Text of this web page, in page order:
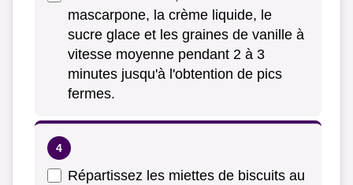
mascarpone, la crème liquide, le
sucre glace et les graines de vanille à
vitesse moyenne pendant 2 à 3
minutes jusqu'à l'obtention de pics
fermes.
Répartissez les miettes de biscuits au